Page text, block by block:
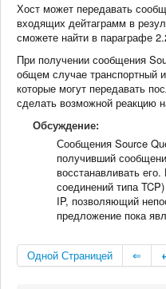
Хост может передавать
входящих дейтаграмм в
сможете найти в параграфе
При получении сообщения
общем случае транспортный
которые могут передавать
сделать возможной реакцию
Обсуждение:
Сообщения Source
получивший
восстанавливать
соединений типа
IP, позволяющий
предложение пока
Одной Страницей ⇐